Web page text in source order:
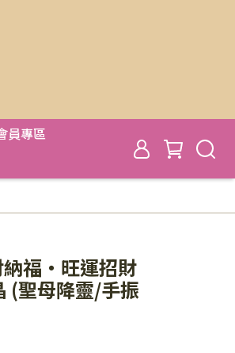
員專區
納福・旺運招財
(聖母降靈/手振